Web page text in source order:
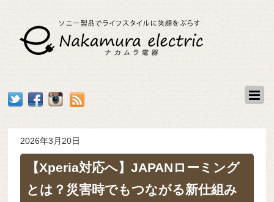
2026年3月20日
【Xperia対応へ】JAPANローミング
とは？災害時でもつながる新仕組み